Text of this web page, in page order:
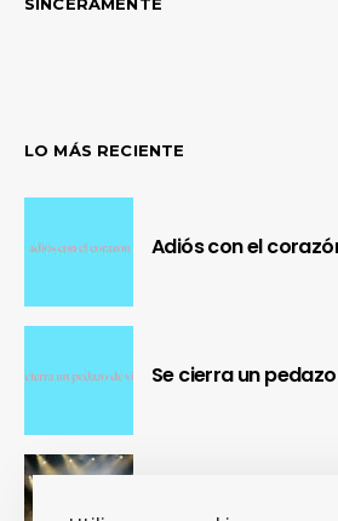
SINCERAMENTE
LO MÁS RECIENTE
Adiós con el
Se cierra un
la capital del Cool